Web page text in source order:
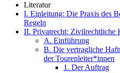
Literatur
I. Einleitung: Die Praxis des
Regeln
II. Privatrecht: Zivilrechtliche
A. Einführung
B. Die vertragliche
der Tourenleiter*innen
1. Der Auftrag